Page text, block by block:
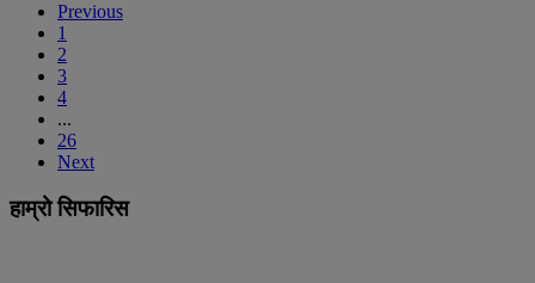
Previous
1
2
3
4
...
26
Next
हाम्रो सिफारिस